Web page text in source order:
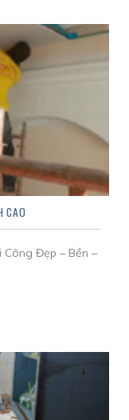
CAO
Công Đẹp – Bền –